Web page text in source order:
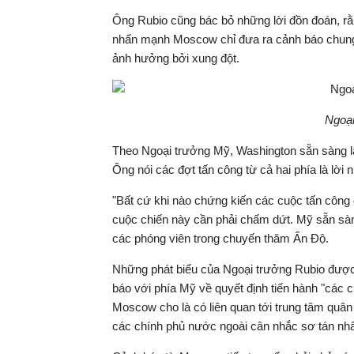
Ông Rubio cũng bác bỏ những lời đồn đoán,
nhấn mạnh Moscow chỉ đưa ra cảnh báo
ảnh hưởng bởi xung đột.
Theo Ngoại trưởng Mỹ, Washington sẵn
Ông nói các đợt tấn công từ cả hai phía là lời
"Bất cứ khi nào chứng kiến các cuộc tấn
cuộc chiến này cần phải chấm dứt. Mỹ sẵn
các phóng viên trong chuyến thăm Ấn Độ.
Những phát biểu của Ngoại trưởng Rubio
báo với phía Mỹ về quyết định tiến hành "các
Moscow cho là có liên quan tới trung tâm
các chính phủ nước ngoài cân nhắc sơ tán